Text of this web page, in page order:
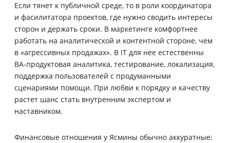
Если тянет к публичной среде, то в роли координатора
и фасилитатора проектов, где нужно сводить интересы
сторон и держать сроки. В маркетинге комфортнее
работать на аналитической и контентной стороне, чем
в «агрессивных продажах». В IT для нее естественны
BA-продуктовая аналитика, тестирование, локализация,
поддержка пользователей с продуманными
сценариями помощи. При любви к порядку и качеству
растет шанс стать внутренним экспертом и
наставником.
Финансовые отношения у Ясмины обычно аккуратные: